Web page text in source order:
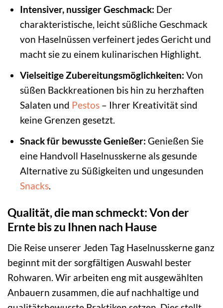
Intensiver, nussiger Geschmack: Der
charakteristische, leicht süßliche Geschmack
von Haselnüssen verfeinert jedes Gericht und
macht sie zu einem kulinarischen Highlight.
Vielseitige Zubereitungsmöglichkeiten: Von
süßen Backkreationen bis hin zu herzhaften
Salaten und Pestos– Ihrer Kreativität sind
keine Grenzen gesetzt.
Snack für bewusste Genießer: Genießen Sie
eine Handvoll Haselnusskerne als gesunde
Alternative zu Süßigkeiten und ungesunden
Snacks.
Qualität, die man schmeckt: Von der
Ernte bis zu Ihnen nach Hause
Die Reise unserer Jeden Tag Haselnusskerne ganz
beginnt mit der sorgfältigen Auswahl bester
Rohwaren. Wir arbeiten eng mit ausgewählten
Anbauern zusammen, die auf nachhaltige und